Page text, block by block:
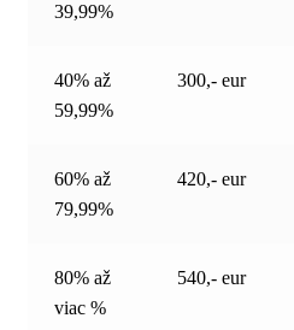
39,99%
40% až
59,99%
300,- eur
60% až
79,99%
420,- eur
80% až
viac %
540,- eur